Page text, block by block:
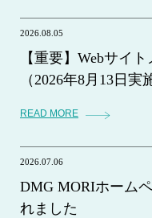
2026.08.05
【重要】Webサイ
（2026年8月13日実
READ MORE
2026.07.06
DMG MORIホーム
れました